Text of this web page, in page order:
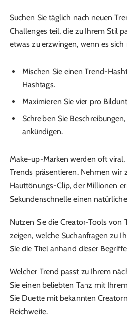
Suchen Sie täglich nach neuen
Challenges teil, die zu Ihrem Stil
etwas zu erzwingen, wenn es
Mischen Sie einen Trend-
Hashtags.
Maximieren Sie vier pro
Schreiben Sie
ankündigen.
Make-up-Marken werden oft viral,
Trends präsentieren. Nehmen wir
Hauttönungs-Clip, der Millionen
Sekundenschnelle einen
Nutzen Sie die Creator-Tools von
zeigen, welche Suchanfragen zu
Sie die Titel anhand dieser
Welcher Trend passt zu Ihrem
Sie einen beliebten Tanz mit
Sie Duette mit bekannten
Reichweite.